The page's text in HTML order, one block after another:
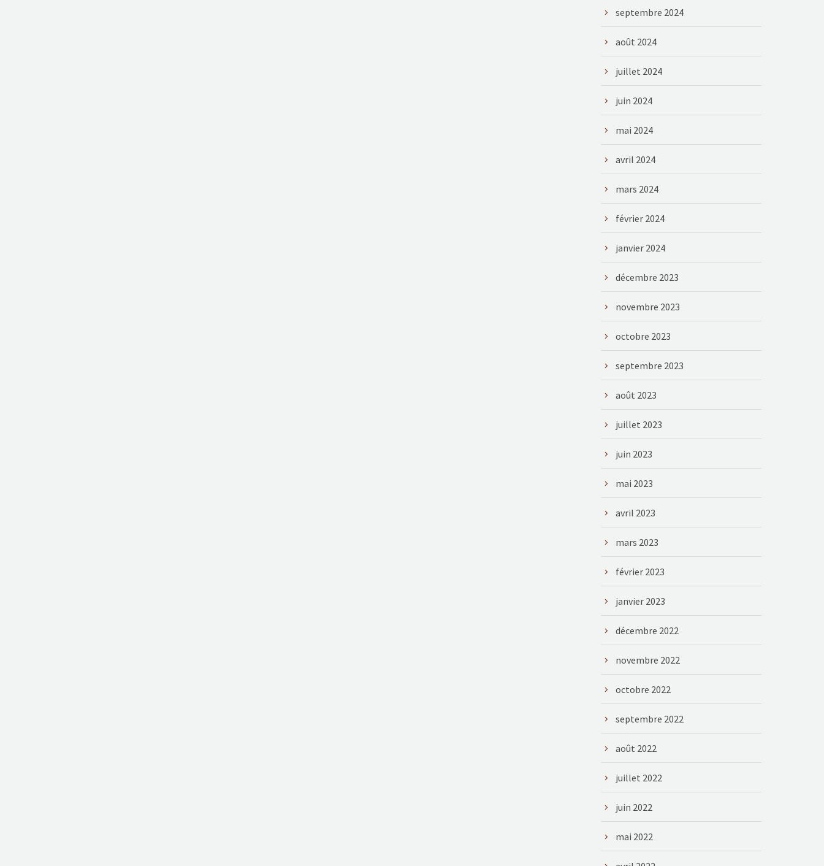
septembre 2024
août 2024
juillet 2024
juin 2024
mai 2024
avril 2024
mars 2024
février 2024
janvier 2024
décembre 2023
novembre 2023
octobre 2023
septembre 2023
août 2023
juillet 2023
juin 2023
mai 2023
avril 2023
mars 2023
février 2023
janvier 2023
décembre 2022
novembre 2022
octobre 2022
septembre 2022
août 2022
juillet 2022
juin 2022
mai 2022